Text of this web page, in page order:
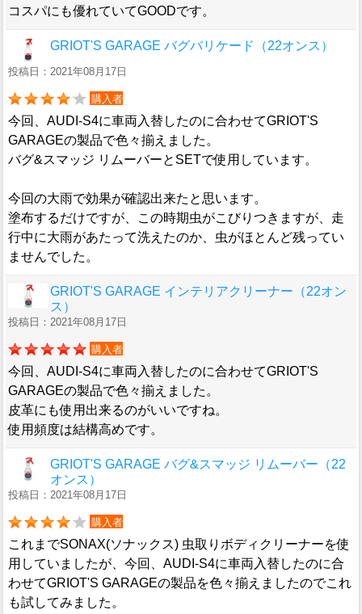
コスパにも優れていてGOODです。
GRIOT'S GARAGE バグバリケード（22オンス）
投稿日：2021年08月17日
購入者
今回、AUDI-S4に車両入替したのに合わせてGRIOT'S
GARAGEの製品で色々揃えました。
バグ&スマッジ リムーバーとSETで使用しています。
今回の大雨で効果が確認出来たと思います。
塗布するだけですが、この時期虫がこびりつきますが、走
行中に大雨があたって洗えたのか、虫がほとんど残ってい
ませんでした。
GRIOT'S GARAGE インテリアクリーナー（22オン
ス）
投稿日：2021年08月17日
購入者
今回、AUDI-S4に車両入替したのに合わせてGRIOT'S
GARAGEの製品で色々揃えました。
皮革にも使用出来るのがいいですね。
使用頻度は結構高めです。
GRIOT'S GARAGE バグ&スマッジ リムーバー（22
オンス）
投稿日：2021年08月17日
購入者
これまでSONAX(ソナックス) 虫取りボディクリーナーを使
用していましたが、今回、AUDI-S4に車両入替したのに合
わせてGRIOT'S GARAGEの製品を色々揃えましたのでこれ
も試してみました。